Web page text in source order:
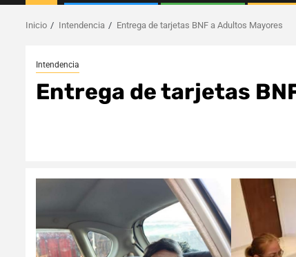
Inicio Intendencia Entrega de tarjetas BNF a Adultos Mayores
Intendencia
Entrega de tarjetas